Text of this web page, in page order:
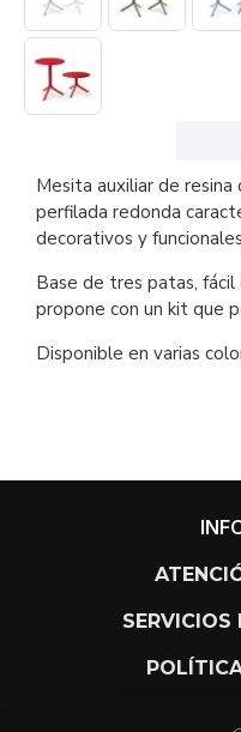
Mesita auxiliar de
perfilada redonda
decorativos y
Base de tres patas,
propone con un kit que
Disponible en varias
SERVICIOS